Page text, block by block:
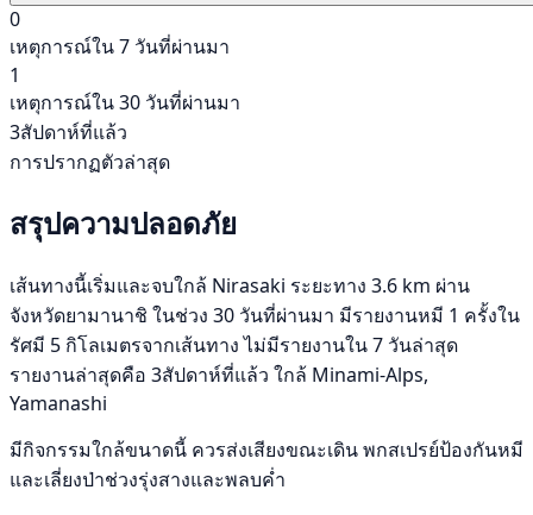
0
เหตุการณ์ใน 7 วันที่ผ่านมา
1
เหตุการณ์ใน 30 วันที่ผ่านมา
3สัปดาห์ที่แล้ว
การปรากฏตัวล่าสุด
สรุปความปลอดภัย
เส้นทางนี้เริ่มและจบใกล้ Nirasaki ระยะทาง 3.6 km ผ่าน
จังหวัดยามานาชิ ในช่วง 30 วันที่ผ่านมา มีรายงานหมี 1 ครั้งใน
รัศมี 5 กิโลเมตรจากเส้นทาง ไม่มีรายงานใน 7 วันล่าสุด
รายงานล่าสุดคือ 3สัปดาห์ที่แล้ว ใกล้ Minami-Alps,
Yamanashi
มีกิจกรรมใกล้ขนาดนี้ ควรส่งเสียงขณะเดิน พกสเปรย์ป้องกันหมี
และเลี่ยงป่าช่วงรุ่งสางและพลบค่ำ